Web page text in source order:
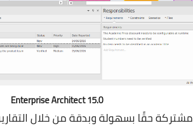
Enterprise Architect 15.0
حقًا بسهولة وبدقة من خلال